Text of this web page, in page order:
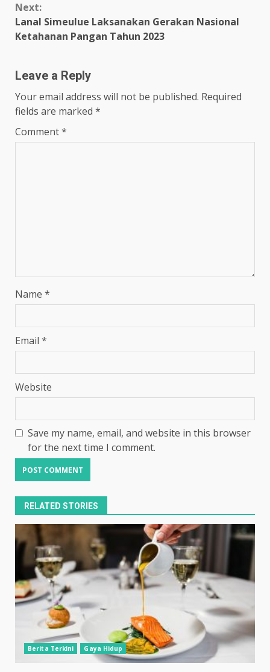
Next:
Lanal Simeulue Laksanakan Gerakan Nasional
Ketahanan Pangan Tahun 2023
Leave a Reply
Your email address will not be published. Required
fields are marked *
Comment*
Name *
Email *
Website
Save my name, email, and website in this browser
for the next time I comment.
RELATED STORIES
Berita Terkini Gaya Hidup